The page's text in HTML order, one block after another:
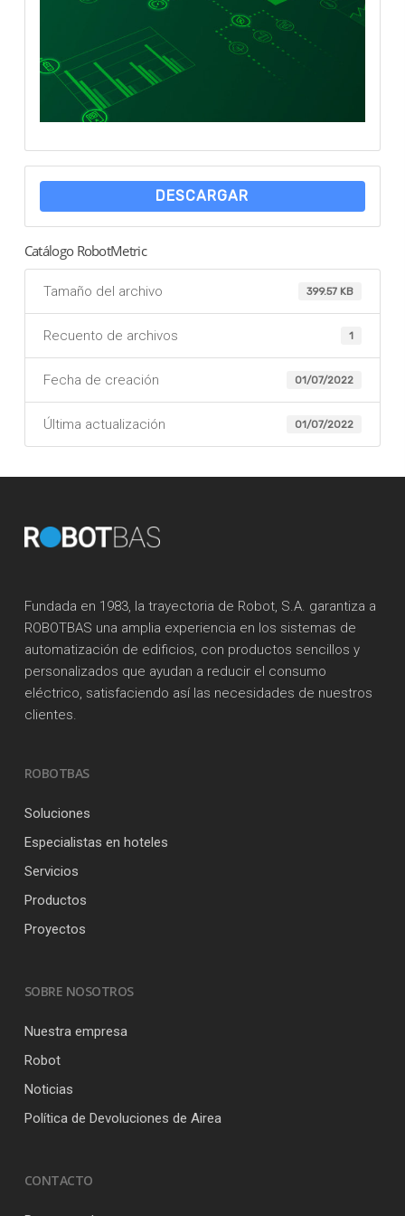
DESCARGAR
Catálogo RobotMetric
Tamaño del archivo 399.57 KB
Recuento de archivos 1
Fecha de creación 01/07/2022
Última actualización 01/07/2022
Fundada en 1983, la trayectoria de Robot, S.A. garantiza a
ROBOTBAS una amplia experiencia en los sistemas de
automatización de edificios, con productos sencillos y
personalizados que ayudan a reducir el consumo
eléctrico, satisfaciendo así las necesidades de nuestros
clientes.
ROBOTBAS
Soluciones
Especialistas en hoteles
Servicios
Productos
Proyectos
SOBRE NOSOTROS
Nuestra empresa
Robot
Noticias
Política de Devoluciones de Airea
CONTACTO